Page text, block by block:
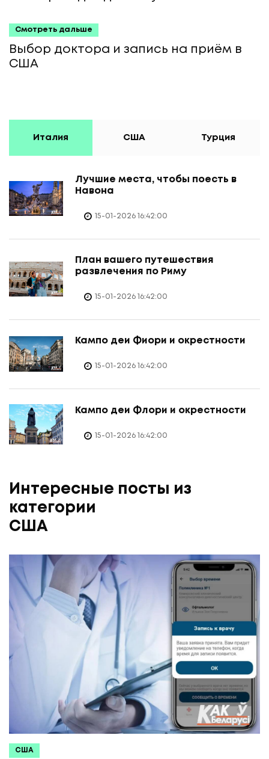
Смотреть дальше
Выбор доктора и запись на приём в
США
Италия США Турция
Лучшие места, чтобы поесть в
Навона
15-01-2026 16:42:00
План вашего путешествия
развлечения по Риму
15-01-2026 16:42:00
Кампо деи Фиори и окрестности
15-01-2026 16:42:00
Кампо деи Флори и окрестности
15-01-2026 16:42:00
Интересные посты из
категории
США
США